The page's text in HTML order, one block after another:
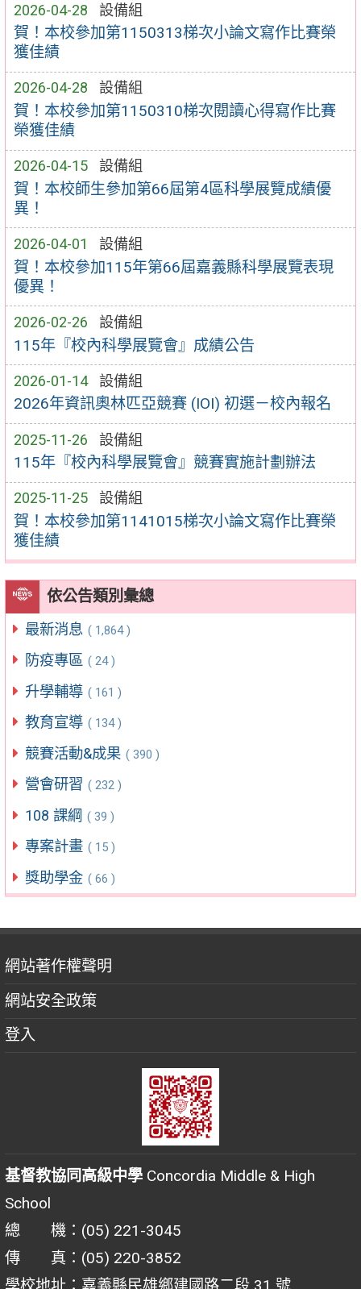
2026-04-28 設備組
賀！本校參加第1150313梯次小論文寫作比賽榮
獲佳績
2026-04-28 設備組
賀！本校參加第1150310梯次閱讀心得寫作比賽
榮獲佳績
2026-04-15 設備組
賀！本校師生參加第66屆第4區科學展覽成績優
異！
2026-04-01 設備組
賀！本校參加115年第66屆嘉義縣科學展覽表現
優異！
2026-02-26 設備組
115年『校內科學展覽會』成績公告
2026-01-14 設備組
2026年資訊奧林匹亞競賽 (IOI) 初選－校內報名
2025-11-26 設備組
115年『校內科學展覽會』競賽實施計劃辦法
2025-11-25 設備組
賀！本校參加第1141015梯次小論文寫作比賽榮
獲佳績
依公告類別彙總
最新消息 ( 1,864 )
防疫專區 ( 24 )
升學輔導 ( 161 )
教育宣導 ( 134 )
競賽活動&成果 ( 390 )
營會研習 ( 232 )
108 課綱 ( 39 )
專案計畫 ( 15 )
獎助學金 ( 66 )
網站著作權聲明
網站安全政策
登入
基督教協同高級中學 Concordia Middle & High
School
總 機：(05) 221-3045
傳 真：(05) 220-3852
學校地址：嘉義縣民雄鄉建國路二段 31 號